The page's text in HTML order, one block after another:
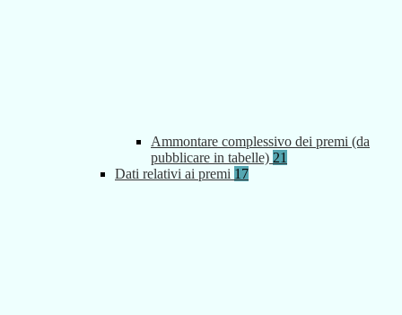
Ammontare complessivo dei premi (da
pubblicare in tabelle) 21
Dati relativi ai premi 17